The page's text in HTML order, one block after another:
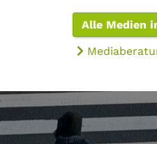
Alle Medien